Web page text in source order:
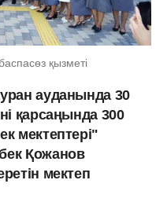
қызметі
ауданында 30
қарсаңында 300
мектептері"
Қожанов
мектеп